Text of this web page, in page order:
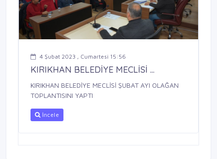
4 Şubat 2023 , Cumartesi 15:56
KIRIKHAN BELEDİYE MECLİSİ ...
KIRIKHAN BELEDİYE MECLİSİ ŞUBAT AYI OLAĞAN
TOPLANTISINI YAPTI
İncele